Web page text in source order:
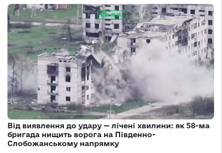
Від виявлення до удару — лічені хвилини: як 58-ма
бригада нищить ворога на Південно-
Слобожанському напрямку